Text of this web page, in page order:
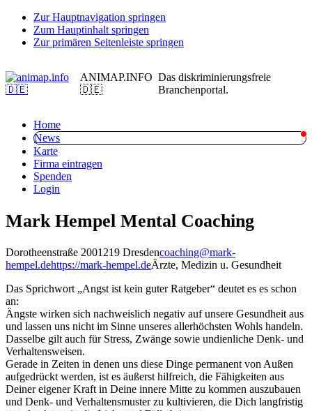
Zur Hauptnavigation springen
Zum Hauptinhalt springen
Zur primären Seitenleiste springen
ANIMAP.INFO
🇩🇪
Das diskriminierungsfreie
Branchenportal.
Home
News
Karte
Firma eintragen
Spenden
Login
Mark Hempel Mental Coaching
Dorotheenstraße 2001219 Dresdencoaching@mark-
hempel.dehttps://mark-hempel.deÄrzte, Medizin u. Gesundheit
Das Sprichwort „Angst ist kein guter Ratgeber“ deutet es es schon
an:
Ängste wirken sich nachweislich negativ auf unsere Gesundheit aus
und lassen uns nicht im Sinne unseres allerhöchsten Wohls handeln.
Dasselbe gilt auch für Stress, Zwänge sowie undienliche Denk- und
Verhaltensweisen.
Gerade in Zeiten in denen uns diese Dinge permanent von Außen
aufgedrückt werden, ist es äußerst hilfreich, die Fähigkeiten aus
Deiner eigener Kraft in Deine innere Mitte zu kommen auszubauen
und Denk- und Verhaltensmuster zu kultivieren, die Dich langfristig